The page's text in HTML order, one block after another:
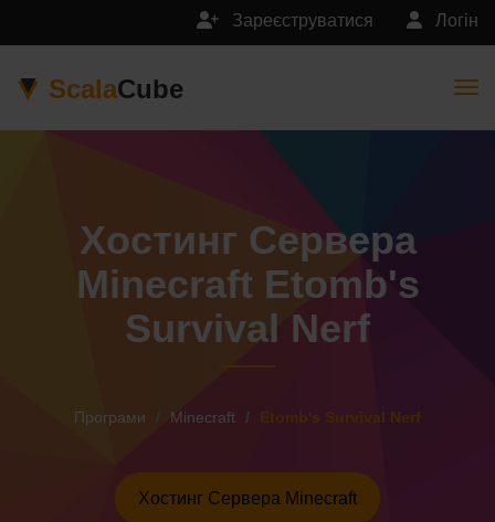
Логін
Зареєструватися
ScalaCube
Хостинг Сервера
Minecraft Etomb's
Survival Nerf
Програми Minecraft Etomb's Survival Nerf
Хостинг Сервера Minecraft